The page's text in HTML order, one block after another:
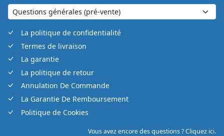
La politique de confidentialité
Termes de livraison
La garantie
La politique de retour
Annulation De Commande
La Garantie De Remboursement
Politique de Cookies
Vous avez encore des questions ? Cliquez ici.